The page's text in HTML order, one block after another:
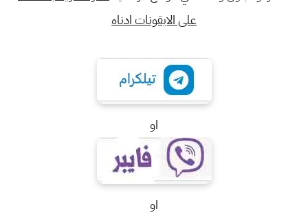
على الايقونات ادناه
او
او